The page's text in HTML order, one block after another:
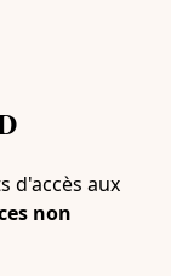
d'accès aux
non